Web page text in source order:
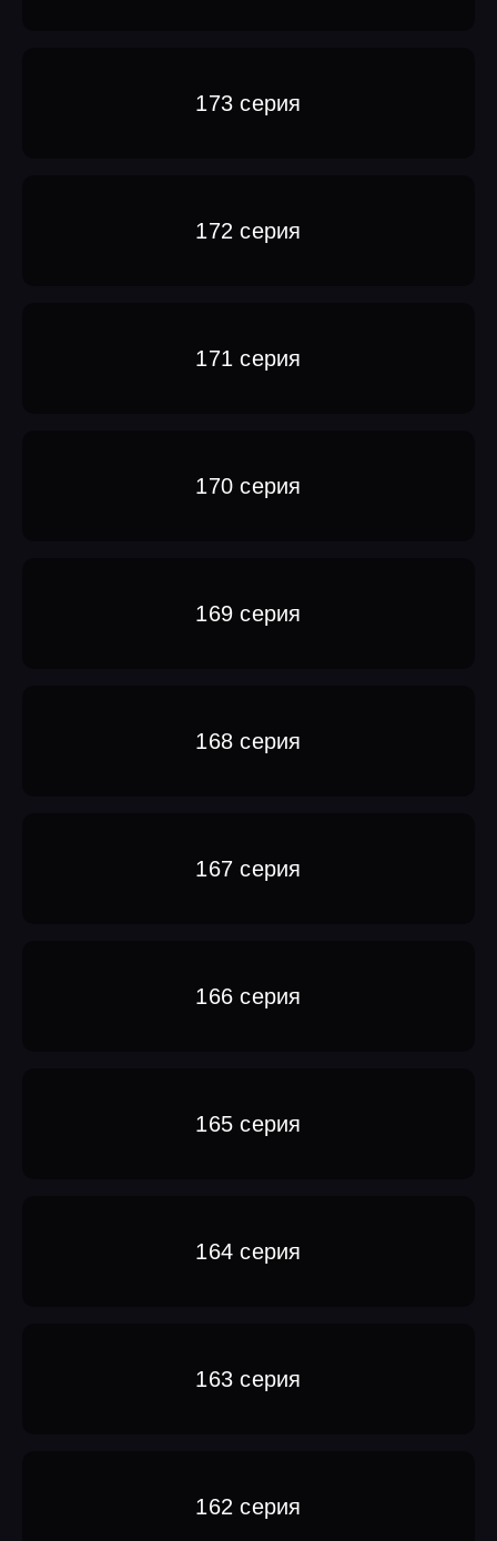
173 серия
172 серия
171 серия
170 серия
169 серия
168 серия
167 серия
166 серия
165 серия
164 серия
163 серия
162 серия